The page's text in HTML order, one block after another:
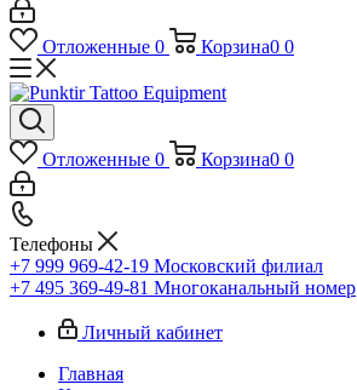
Отложенные 0 Корзина0 0
Отложенные 0 Корзина0 0
Телефоны
+7 999 969-42-19 Московский филиал
+7 495 369-49-81 Многоканальный номер
Личный кабинет
Главная